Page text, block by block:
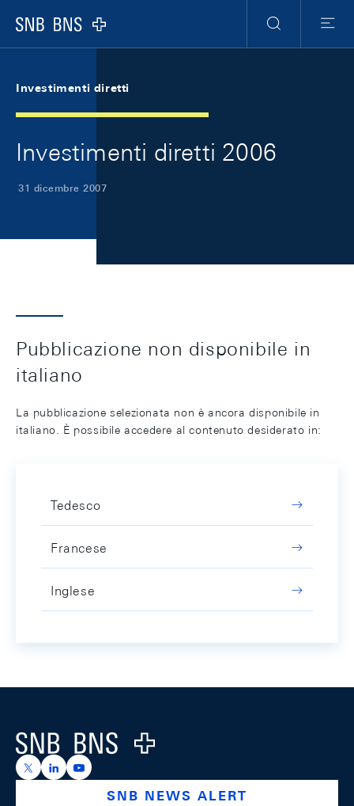
Logo
Ricerca
Menu
Investimenti diretti
Investimenti diretti 2006
31 dicembre 2007
Pubblicazione non disponibile in
italiano
La pubblicazione selezionata non è ancora disponibile in
italiano. È possibile accedere al contenuto desiderato in:
Tedesco
Francese
Inglese
Logo
https://x.com/snb_bns
https://ch.linkedin.com/company/swiss-national-
https://www.youtube.com/@swissnationalbank
SNB NEWS ALERT